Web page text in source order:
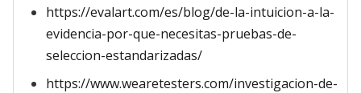
https://evalart.com/es/blog/de-la-intuicion-a-la-
evidencia-por-que-necesitas-pruebas-de-
seleccion-estandarizadas/
https://www.wearetesters.com/investigacion-de-